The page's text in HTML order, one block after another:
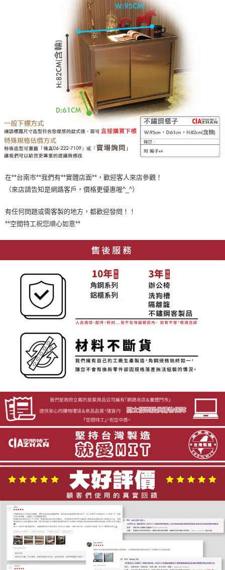
在**台南市**我們有**實體店面**，歡迎客人來店參觀！
（來店請告知是網路客戶，價格更優惠喔^_^）
有任何問題或需客製的地方，都歡迎發問！！
**空間特工祝您順心如意**